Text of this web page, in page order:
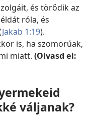
és törődik az
róla, és
Jakab 1:19).
is, ha szomorúak,
miatt. (Olvasd el:
váljanak?